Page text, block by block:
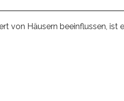
von Häusern beeinflussen, ist